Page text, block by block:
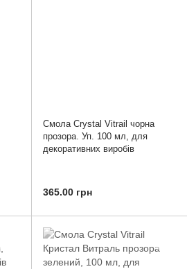
Смола Crystal Vitrail чорна
прозора. Уп. 100 мл, для
декоративних виробів
365.00 грн